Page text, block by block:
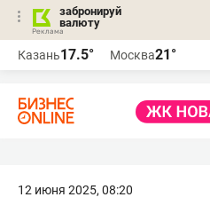
забронируй
валюту
Казань17.5° Москва21°
12 июня 2025, 08:20